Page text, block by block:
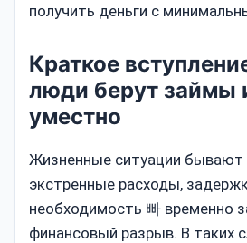
получить деньги с
Краткое
люди берут займы
уместно
Жизненные ситуации бывают
экстренные расходы,
необходимость 빠 временно
финансовый разрыв. В таких